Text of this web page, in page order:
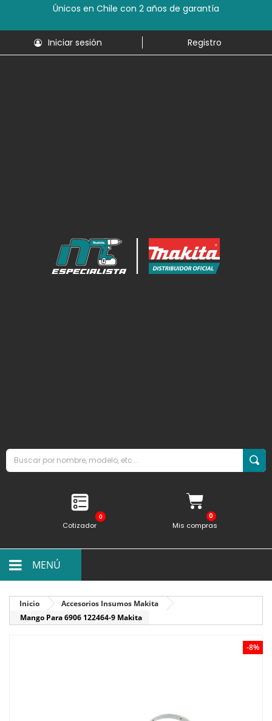
Únicos en Chile con 2 años de garantía
Iniciar sesión Registro
0
Cotizador Mis compras
MENÚ
Inicio
Accesorios Insumos Makita
Mango Para 6906 122464-9 Makita
-8%